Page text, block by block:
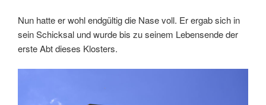
Nun hatte er wohl endgültig die Nase voll. Er ergab sich in
sein Schicksal und wurde bis zu seinem Lebensende der
erste Abt dieses Klosters.